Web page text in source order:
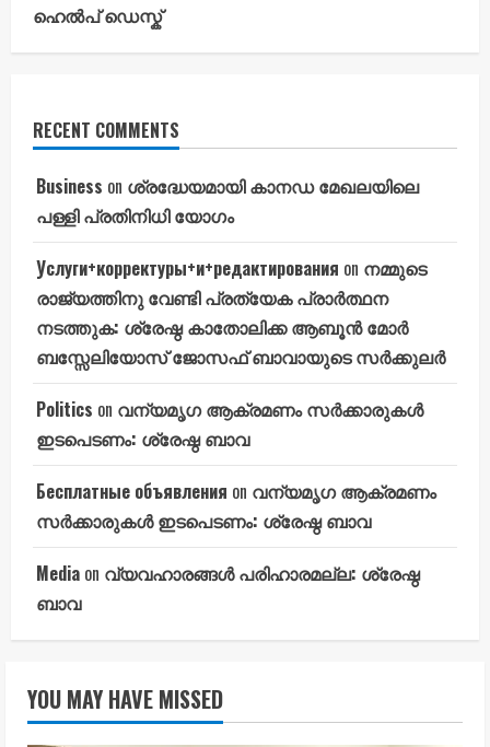
ഹെൽപ് ഡെസ്ക്
RECENT COMMENTS
Business on ശ്രദ്ധേയമായി കാനഡ മേഖലയിലെ
പള്ളി പ്രതിനിധി യോഗം
Услуги+корректуры+и+редактирования on നമ്മുടെ
രാജ്യത്തിനു വേണ്ടി പ്രത്യേക പ്രാർത്ഥന
നടത്തുക: ശ്രേഷ്ഠ കാതോലിക്ക ആബൂൻ മോർ
ബസ്സേലിയോസ് ജോസഫ് ബാവായുടെ സർക്കുലർ
Politics on വന്യമൃഗ ആക്രമണം സർക്കാരുകൾ
ഇടപെടണം: ശ്രേഷ്ഠ ബാവ
Бесплатные объявления on വന്യമൃഗ ആക്രമണം
സർക്കാരുകൾ ഇടപെടണം: ശ്രേഷ്ഠ ബാവ
Media on വ്യവഹാരങ്ങൾ പരിഹാരമല്ല: ശ്രേഷ്ഠ
ബാവ
YOU MAY HAVE MISSED